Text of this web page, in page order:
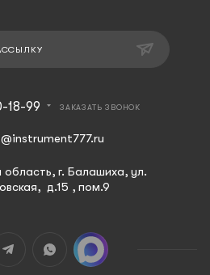
18-99 ЗАКАЗАТЬ ЗВОНОК
область, г. Балашиха, ул.
д.15 , пом.9